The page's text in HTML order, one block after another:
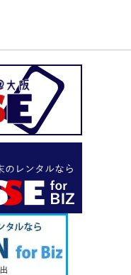
。 お客様と直接や
請求となりますの
方に知られたくな
だけます。
展開しているのが、
。 街中にもフリーwifi
り接続に制限があっ
らの影響を受けず、
ネットを楽しめるポ
いただけます。 ご希